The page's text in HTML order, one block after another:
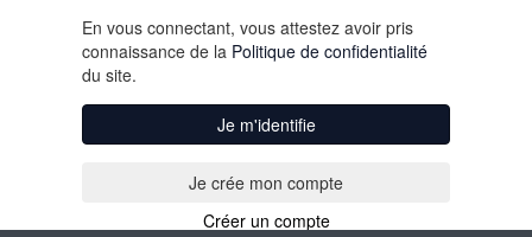
En vous connectant, vous attestez avoir pris
connaissance de la Politique de confidentialité
du site.
Je m'identifie
Créer un compte